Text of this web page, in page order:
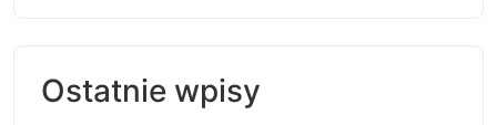
Ostatnie wpisy